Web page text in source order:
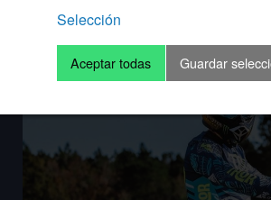
Selección
Aceptar todas Guardar